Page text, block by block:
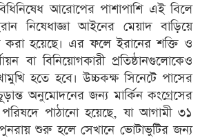
আরোপের পাশাপাশি এই বিলে
নিষেধাজ্ঞা আইনের মেয়াদ বাড়িয়ে
করা হয়েছে। এর ফলে ইরানের শক্তি ও
বা বিনিয়োগকারী প্রতিষ্ঠানগুলোকেও
হতে হবে। উচ্চকক্ষ সিনেটে পাসের
অনুমোদনের জন্য মার্কিন কংগ্রেসের
পরিষদে পাঠানো হয়েছে, যা আগামী ৩১
শুরু হলে সেখানে ভোটাভুটির জন্য